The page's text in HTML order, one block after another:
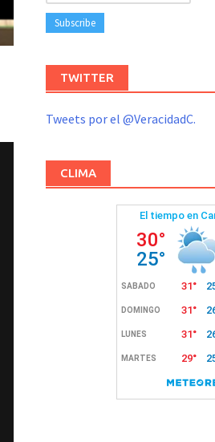
TWITTER
Tweets por el @VeracidadC.
CLIMA